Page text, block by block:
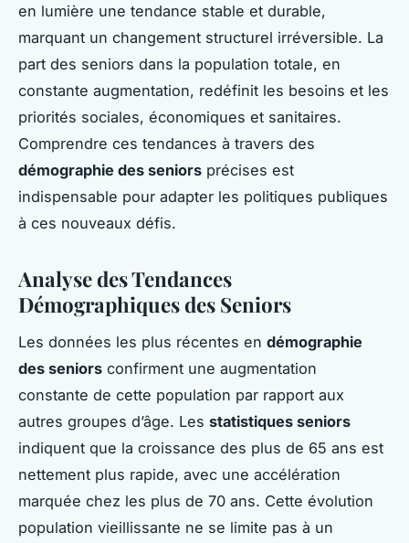
en lumière une tendance stable et durable,
marquant un changement structurel irréversible. La
part des seniors dans la population totale, en
constante augmentation, redéfinit les besoins et les
priorités sociales, économiques et sanitaires.
Comprendre ces tendances à travers des
démographie des seniors précises est
indispensable pour adapter les politiques publiques
à ces nouveaux défis.
Analyse des Tendances
Démographiques des Seniors
Les données les plus récentes en démographie
des seniors confirment une augmentation
constante de cette population par rapport aux
autres groupes d’âge. Les statistiques seniors
indiquent que la croissance des plus de 65 ans est
nettement plus rapide, avec une accélération
marquée chez les plus de 70 ans. Cette évolution
population vieillissante ne se limite pas à un